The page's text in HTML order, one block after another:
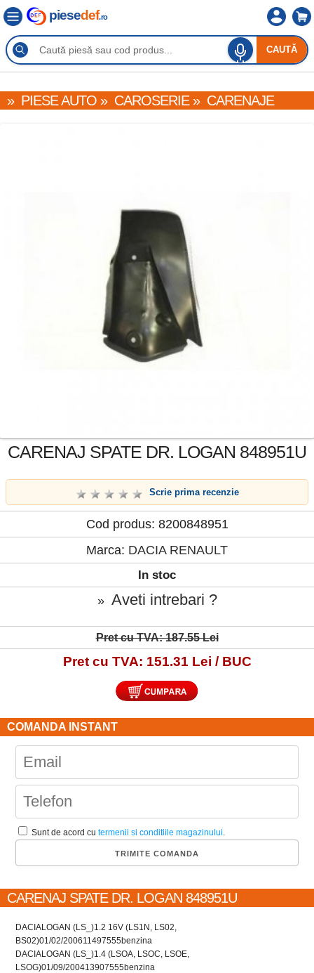
CAUTĂ
piesedef.ro
» PIESE AUTO » CAROSERIE» CARENAJE
CARENAJ SPATE DR. LOGAN 848951U
Scrie prima recenzie
Cod produs: 8200848951
Marca: DACIA RENAULT
In stoc
» Aveti intrebari ?
Pret cu TVA: 187.55 Lei
Pret cu TVA: 151.31 Lei / BUC
COMANDA INSTANT
Sunt de acord cutermenii si conditiile magazinului
CARENAJ SPATE DR. LOGAN 848951U
DACIALOGAN (LS_)1.2 16V (LS1N, LS02,
BS02)01/02/200611497555benzina
DACIALOGAN (LS_)1.4 (LSOA, LSOC, LSOE,
LSOG)01/09/200413907555benzina